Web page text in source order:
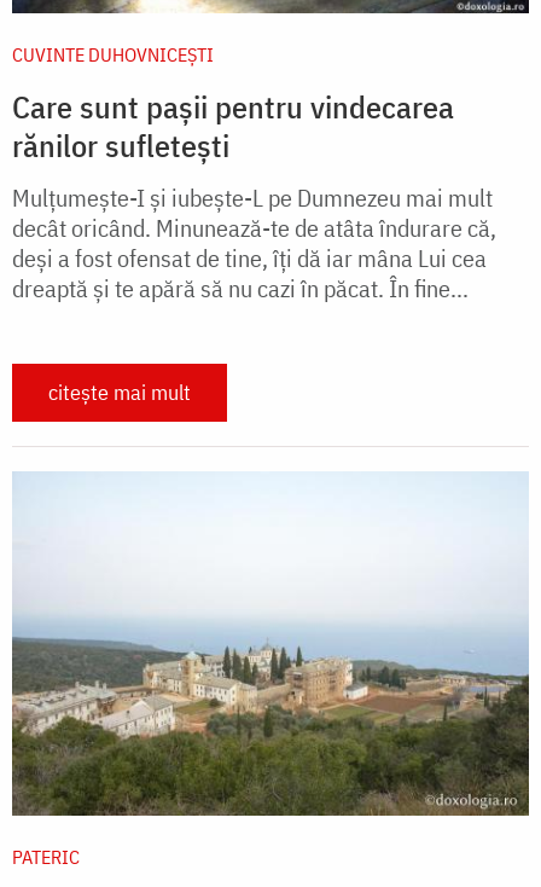
CUVINTE DUHOVNICEȘTI
Care sunt pașii pentru vindecarea
rănilor sufletești
Mulțumește-I și iubește-L pe Dumnezeu mai mult
decât oricând. Minunează-te de atâta îndurare că,
deși a fost ofensat de tine, îți dă iar mâna Lui cea
dreaptă şi te apără să nu cazi în păcat. În fine...
citește mai mult
PATERIC